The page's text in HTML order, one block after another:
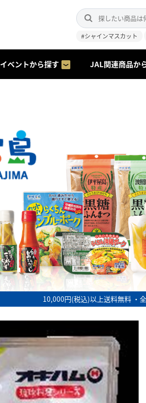
#シャインマスカット
イベントから探す JAL関連商品か
10,000円(税込)以上送料無料 ・